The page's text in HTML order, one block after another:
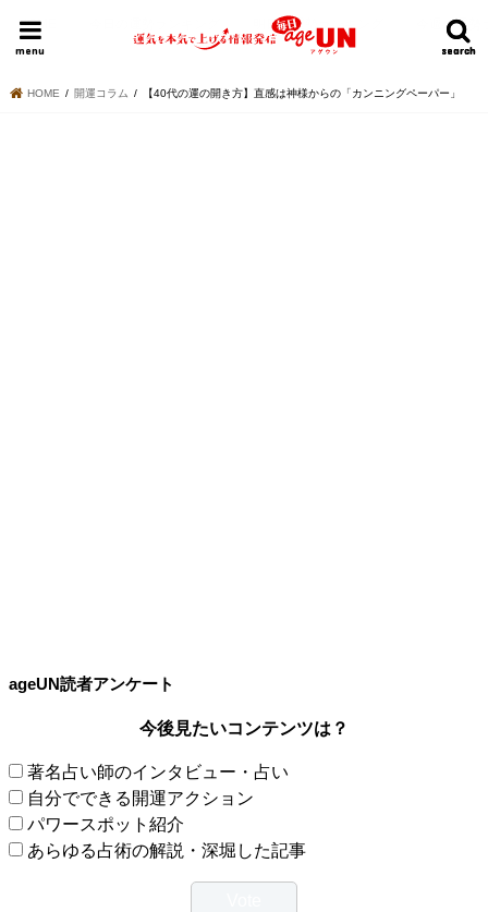
search
search
menu
HOME 明日の運勢ランキング 今週の運勢
HOME 開運コラム 【40代の運の開き方】直感は神様からの「カンニングペーパー」
ageUN読者アンケート
今後見たいコンテンツは？
著名占い師のインタビュー・占い
自分でできる開運アクション
パワースポット紹介
あらゆる占術の解説・深堀した記事